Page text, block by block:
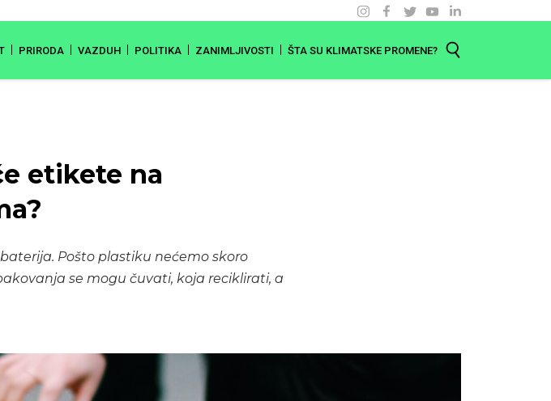
PRIRODA VAZDUH POLITIKA ZANIMLJIVOSTI ŠTA SU KLIMATSKE PROMENE?
etikete na
Pošto plastiku nećemo skoro
se mogu čuvati, koja reciklirati, a